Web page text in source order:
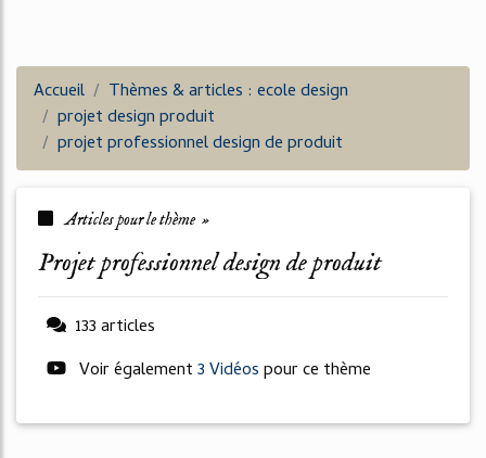
Accueil
Thèmes & articles : ecole design
projet design produit
projet professionnel design de produit
Articles pour le thème »
projet professionnel design de produit
133 articles
Voir également3 Vidéospour ce thème